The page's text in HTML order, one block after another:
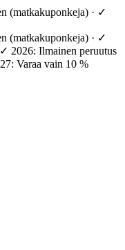
(matkakuponkeja) · ✓
(matkakuponkeja) · ✓
✓ 2026: Ilmainen peruutus
Varaa vain 10 %